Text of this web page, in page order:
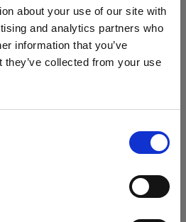
about your use of our site with
and analytics partners who
information that you’ve
they’ve collected from your use
tu ubicación?